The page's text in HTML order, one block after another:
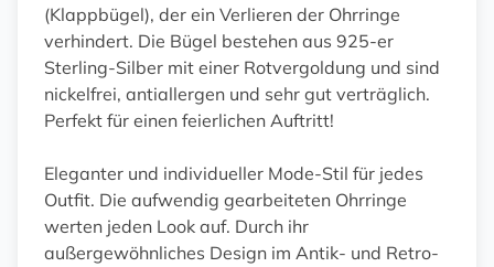
(Klappbügel), der ein Verlieren der Ohrringe
verhindert. Die Bügel bestehen aus 925-er
Sterling-Silber mit einer Rotvergoldung und sind
nickelfrei, antiallergen und sehr gut verträglich.
Perfekt für einen feierlichen Auftritt!
Eleganter und individueller Mode-Stil für jedes
Outfit. Die aufwendig gearbeiteten Ohrringe
werten jeden Look auf. Durch ihr
außergewöhnliches Design im Antik- und Retro-